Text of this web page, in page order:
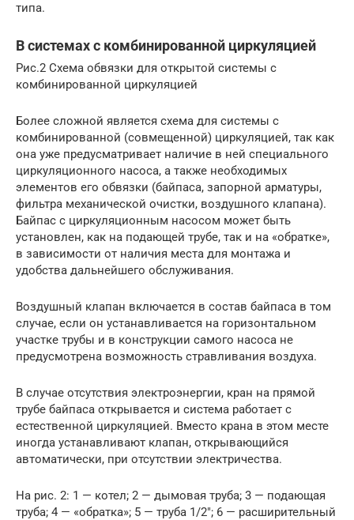
типа.
В системах с комбинированной циркуляцией
Рис.2 Схема обвязки для открытой системы с
комбинированной циркуляцией
Более сложной является схема для системы с
комбинированной (совмещенной) циркуляцией, так как
она уже предусматривает наличие в ней специального
циркуляционного насоса, а также необходимых
элементов его обвязки (байпаса, запорной арматуры,
фильтра механической очистки, воздушного клапана).
Байпас с циркуляционным насосом может быть
установлен, как на подающей трубе, так и на «обратке»,
в зависимости от наличия места для монтажа и
удобства дальнейшего обслуживания.
Воздушный клапан включается в состав байпаса в том
случае, если он устанавливается на горизонтальном
участке трубы и в конструкции самого насоса не
предусмотрена возможность стравливания воздуха.
В случае отсутствия электроэнергии, кран на прямой
трубе байпаса открывается и система работает с
естественной циркуляцией. Вместо крана в этом месте
иногда устанавливают клапан, открывающийся
автоматически, при отсутствии электричества.
На рис. 2: 1 — котел; 2 — дымовая труба; 3 — подающая
труба; 4 — «обратка»; 5 — труба 1/2″; 6 — расширительный